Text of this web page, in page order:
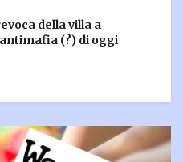
della villa a
(?) di oggi